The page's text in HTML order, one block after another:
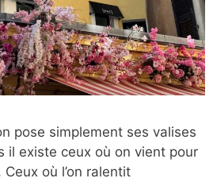
pose simplement ses valises
il existe ceux où on vient pour
où l’on ralentit